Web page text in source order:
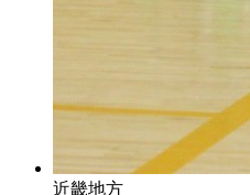
近畿地方